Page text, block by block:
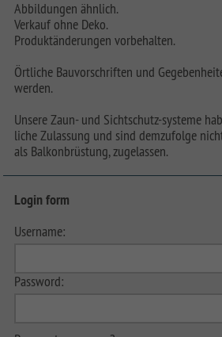
Abbildungen ähnlich.
Verkauf ohne Deko.
Produktänderungen vorbehalten.
Örtliche Bauvorschriften und
werden.
Unsere Zaun- und Sichtschutz-systeme
liche Zulassung und sind demzufolge
als Balkonbrüstung, zugelassen.
Login form
Username:
Password: